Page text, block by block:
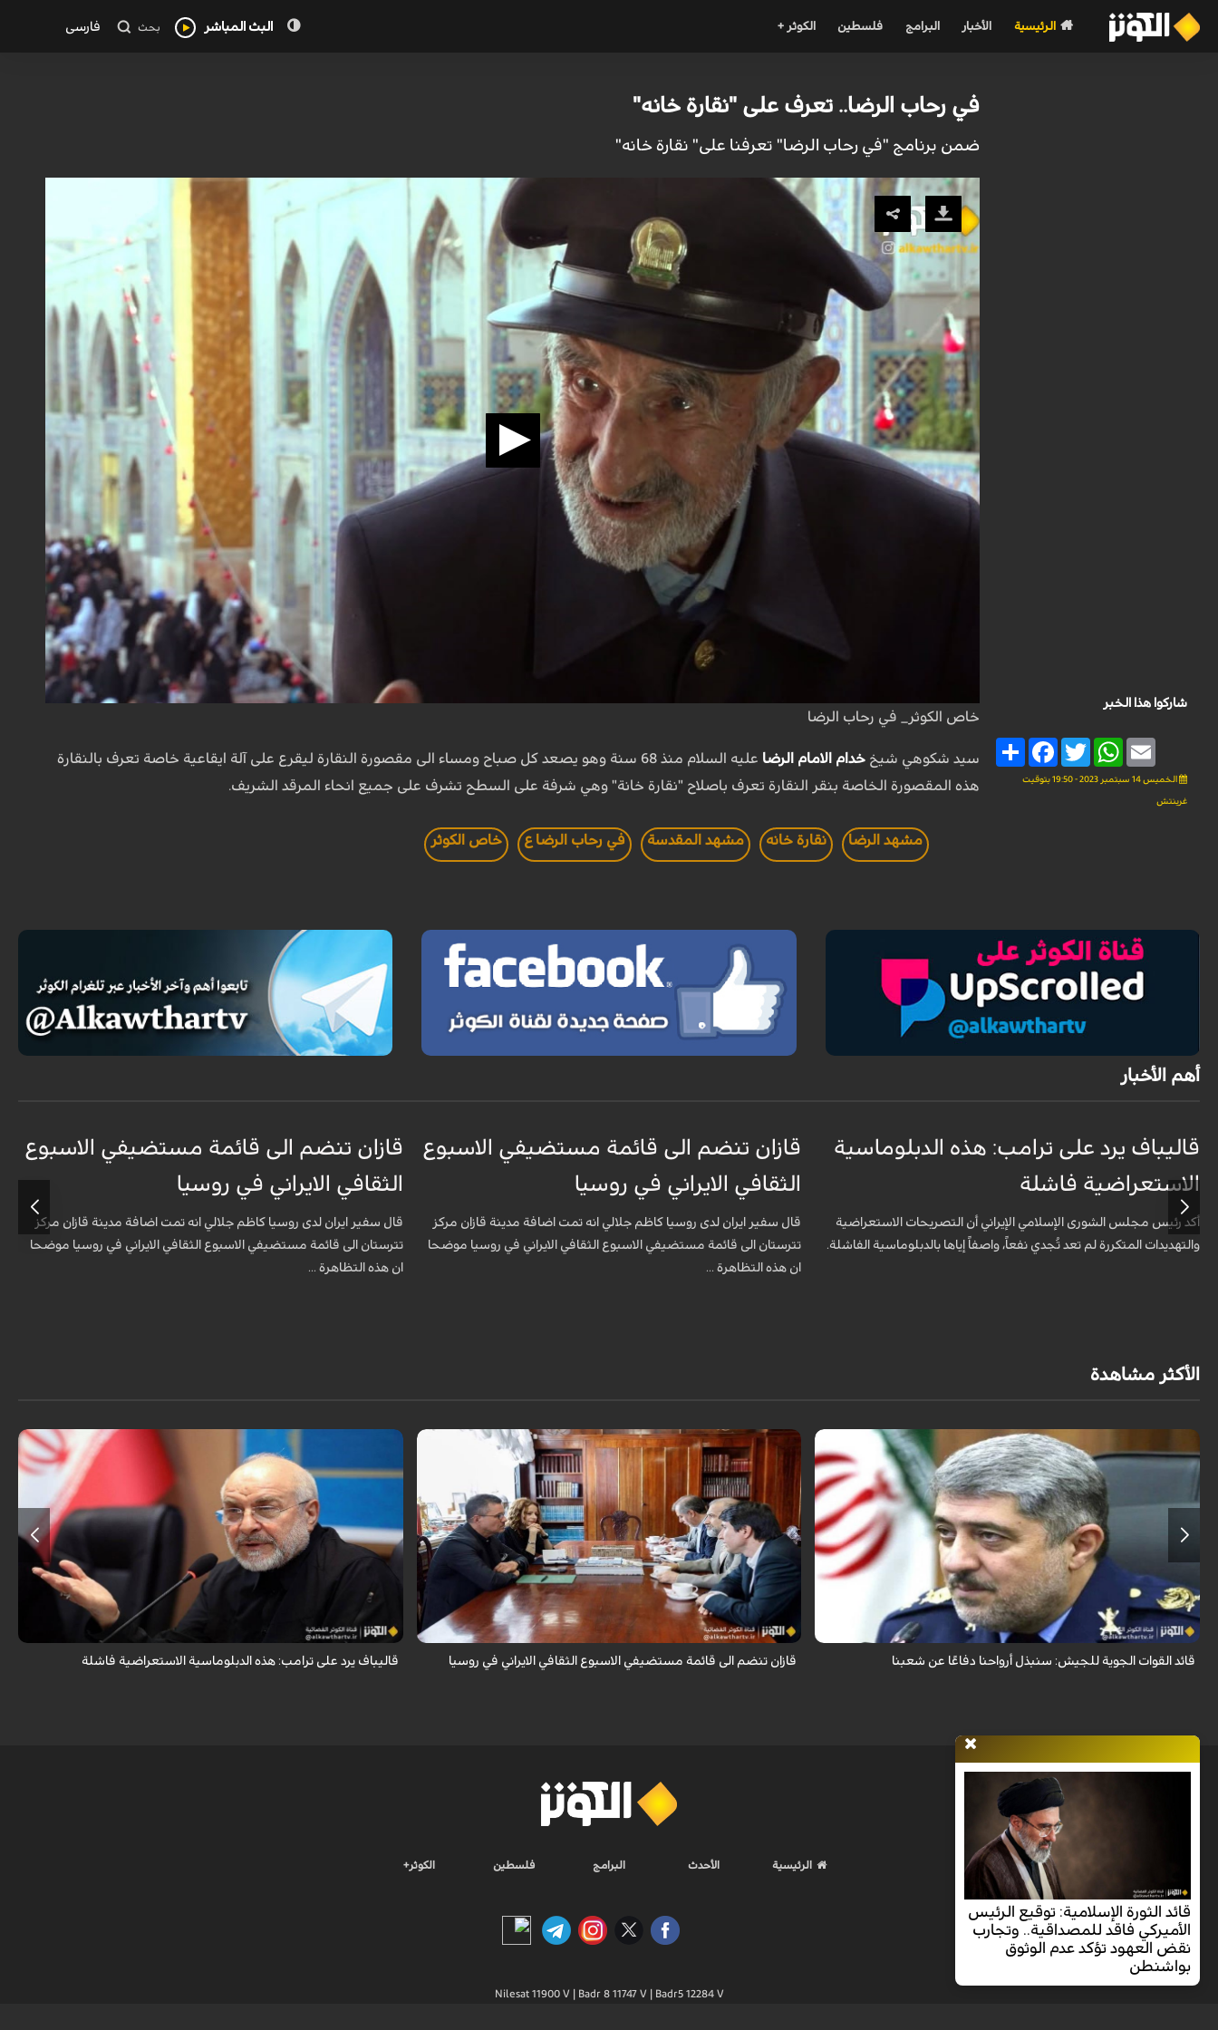
الرئيسية الأخبار البرامج فلسطين الكوثر + البث المباشر بحث فارسی
شاركوا هذا الخبر
Share
FacebookTwitter
WhatsAppEmail
الخميس 14 سبتمبر 2023 - 19:50 بتوقيت
غرينتش
في رحاب الرضا.. تعرف على "نقارة خانه"
ضمن برنامج "في رحاب الرضا" تعرفنا على" نقارة خانه"
خاص الكوثر_ في رحاب الرضا
سيد شكوهي شيخ خدام الامام الرضا
عليه السلام منذ 68 سنة وهو يصعد كل صباح ومساء الى مقصورة النقارة ليقرع على آلة ايقاعية خاصة تعرف بالنقارة
هذه المقصورة الخاصة بنقر النقارة تعرف باصلاح "نقارة خانة" وهي شرفة على السطح تشرف على جميع انحاء المرقد الشريف.
مشهد الرضا نقارة خانه مشهد المقدسة في رحاب الرضا ع خاص الكوثر
أهم الأخبار
قاليباف يرد على ترامب: هذه الدبلوماسية
الاستعراضية فاشلة
أكد رئيس مجلس الشورى الإسلامي الإيراني أن التصريحات الاستعراضية
والتهديدات المتكررة لم تعد تُجدي نفعاً، واصفاً إياها بالدبلوماسية الفاشلة.
قازان تنضم الى قائمة مستضيفي الاسبوع
الثقافي الايراني في روسيا
قال سفير ايران لدى روسيا كاظم جلالي انه تمت اضافة مدينة قازان مركز
تترستان الى قائمة مستضيفي الاسبوع الثقافي الايراني في روسيا موضحا
ان هذه التظاهرة ...
قازان تنضم الى قائمة مستضيفي الاسبوع
الثقافي الايراني في روسيا
قال سفير ايران لدى روسيا كاظم جلالي انه تمت اضافة مدينة قازان مركز
تترستان الى قائمة مستضيفي الاسبوع الثقافي الايراني في روسيا موضحا
ان هذه التظاهرة ...
الأكثر مشاهدة
قال قائد القوات الجوية للجيش الايراني العميد الطيار بهمن بهمرد "ان القوات
الجوية للجيش ستبذل الأرواح دفاعًا عن الشعب الإيراني".
قائد القوات الجوية للجيش: سنبذل أرواحنا دفاعًا عن شعبنا
قال سفير ايران لدى روسيا كاظم جلالي انه تمت اضافة مدينة قازان مركز
تترستان الى قائمة مستضيفي الاسبوع الثقافي الايراني في روسيا موضحا ان هذه
التظاهرة ...
قازان تنضم الى قائمة مستضيفي الاسبوع الثقافي الايراني في روسيا
أكد رئيس مجلس الشورى الإسلامي الإيراني أن التصريحات الاستعراضية
والتهديدات المتكررة لم تعد تُجدي نفعاً، واصفاً إياها بالدبلوماسية الفاشلة.
قاليباف يرد على ترامب: هذه الدبلوماسية الاستعراضية فاشلة
قائد الثورة الإسلامية: توقيع الرئيس
الأميركي فاقد للمصداقية.. وتجارب
نقض العهود تؤكد عدم الوثوق
بواشنطن
الرئيسية الأحدث البرامج فلسطين الكوثر+
Nilesat 11900 V | Badr 8 11747 V | Badr5 12284 V